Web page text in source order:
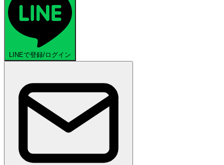
LINEで登録/ログイン